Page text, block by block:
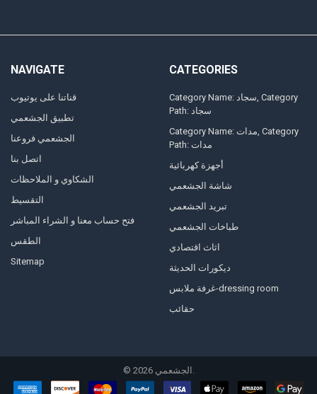
NAVIGATE
قناتنا على يوتيوب
تطبيق الجشعمي
الجشعمي فروعنا
اتصل بنا
الشكاوي و الملاحظات
التقسيط
فتح حساب معنا و الشراء المباشر
الطقس
Sitemap
CATEGORIES
Category Name: سجاد, Category
Path: سجاد
Category Name: مدات, Category
Path: مدات
أجهزة كهربائية
شاشة الجشعمي
تبريد الجشعمي
طباخات الجشعمي
اثاث اقتصادي
ديكورات الحديثة
غرفة ملابس-dressing room
حقائب
© 2026 الجشعمي.